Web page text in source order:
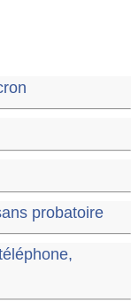
probatoire